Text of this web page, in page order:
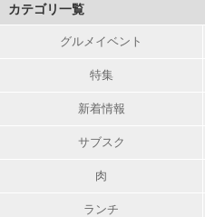
カテゴリ一覧
グルメイベント
特集
新着情報
サブスク
肉
ランチ